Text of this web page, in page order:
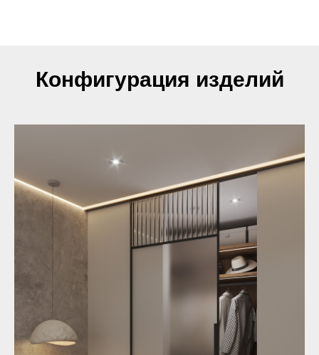
Конфигурация изделий